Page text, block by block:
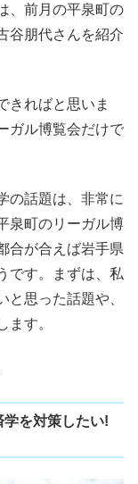
、前月の平泉町の
谷朋代さんを紹介
きればと思いま
ガル博覧会だけで
の話題は、非常に
泉町のリーガル博
合が合えば岩手県
です。まずは、私
思った話題や、
ます。
を対策したい!